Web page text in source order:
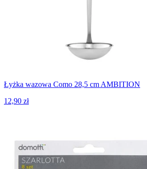
Łyżka wazowa Como 28,5 cm AMBITION
12,90 zł